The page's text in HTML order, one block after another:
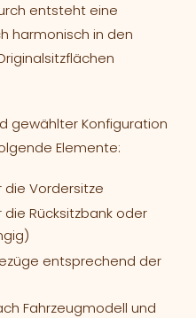
entsteht eine
harmonisch in den
gewählter Konfiguration
Elemente:
die Vordersitze
Rücksitzbank oder
entsprechend der
Fahrzeugmodell und